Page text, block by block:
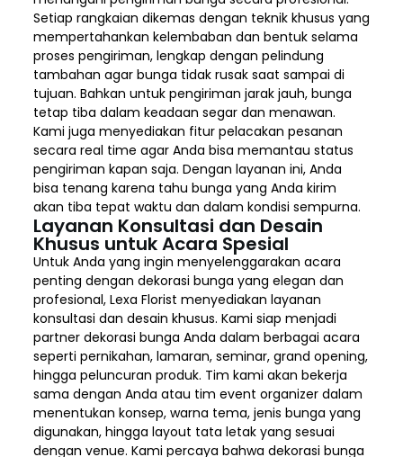
Setiap rangkaian dikemas dengan teknik khusus yang
mempertahankan kelembaban dan bentuk selama
proses pengiriman, lengkap dengan pelindung
tambahan agar bunga tidak rusak saat sampai di
tujuan. Bahkan untuk pengiriman jarak jauh, bunga
tetap tiba dalam keadaan segar dan menawan.
Kami juga menyediakan fitur pelacakan pesanan
secara real time agar Anda bisa memantau status
pengiriman kapan saja. Dengan layanan ini, Anda
bisa tenang karena tahu bunga yang Anda kirim
akan tiba tepat waktu dan dalam kondisi sempurna.
Layanan Konsultasi dan Desain
Khusus untuk Acara Spesial
Untuk Anda yang ingin menyelenggarakan acara
penting dengan dekorasi bunga yang elegan dan
profesional, Lexa Florist menyediakan layanan
konsultasi dan desain khusus. Kami siap menjadi
partner dekorasi bunga Anda dalam berbagai acara
seperti pernikahan, lamaran, seminar, grand opening,
hingga peluncuran produk. Tim kami akan bekerja
sama dengan Anda atau tim event organizer dalam
menentukan konsep, warna tema, jenis bunga yang
digunakan, hingga layout tata letak yang sesuai
dengan venue. Kami percaya bahwa dekorasi bunga